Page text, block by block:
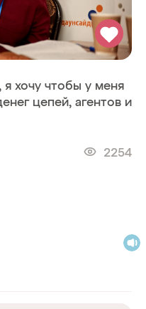
хочу чтобы у меня
цепей, агентов и
2254